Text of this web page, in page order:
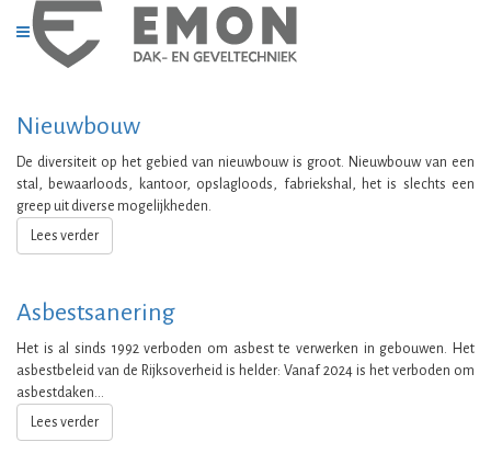
Nieuwbouw
De diversiteit op het gebied van nieuwbouw is groot. Nieuwbouw van een
stal, bewaarloods, kantoor, opslagloods, fabriekshal, het is slechts een
greep uit diverse mogelijkheden.
Lees verder
Asbestsanering
Het is al sinds 1992 verboden om asbest te verwerken in gebouwen. Het
asbestbeleid van de Rijksoverheid is helder: Vanaf 2024 is het verboden om
asbestdaken...
Lees verder